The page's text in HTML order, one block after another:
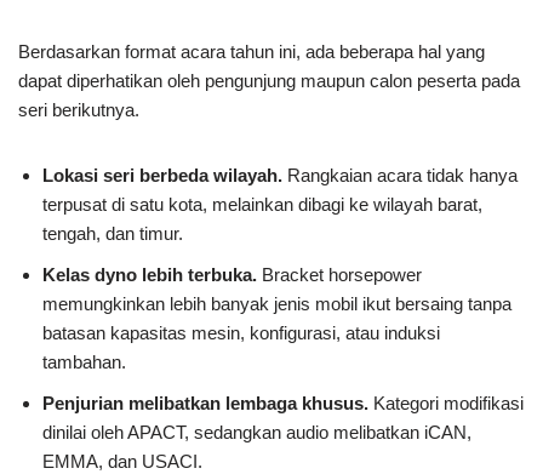
Berdasarkan format acara tahun ini, ada beberapa hal yang
dapat diperhatikan oleh pengunjung maupun calon peserta pada
seri berikutnya.
Lokasi seri berbeda wilayah. Rangkaian acara tidak hanya
terpusat di satu kota, melainkan dibagi ke wilayah barat,
tengah, dan timur.
Kelas dyno lebih terbuka. Bracket horsepower
memungkinkan lebih banyak jenis mobil ikut bersaing tanpa
batasan kapasitas mesin, konfigurasi, atau induksi
tambahan.
Penjurian melibatkan lembaga khusus. Kategori modifikasi
dinilai oleh APACT, sedangkan audio melibatkan iCAN,
EMMA, dan USACI.